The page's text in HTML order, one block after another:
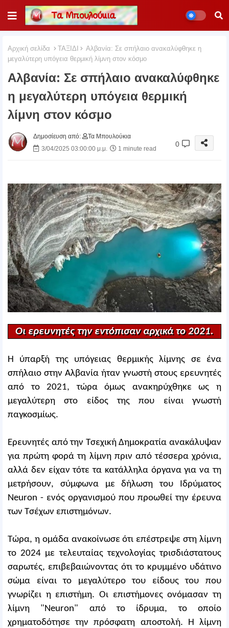
Αρχική σελίδα ΤΑΞΙΔΙ
Αλβανία: Σε σπήλαιο ανακαλύφθηκε η
μεγαλύτερη υπόγεια θερμική λίμνη στον κόσμο
Αλβανία: Σε σπήλαιο ανακαλύφθηκε
η μεγαλύτερη υπόγεια θερμική
λίμνη στον κόσμο
Δημοσίευση από:
Τα Μπουλούκια
3/04/2025 03:00:00 μ.μ.
1 minute read
0
Οι ερευνητές την εντόπισαν αρχικά το 2021.
Η ύπαρξή της υπόγειας θερμικής λίμνης σε ένα
σπήλαιο στην Αλβανία ήταν γνωστή στους ερευνητές
από το 2021, τώρα όμως ανακηρύχθηκε ως η
μεγαλύτερη στο είδος της που είναι γνωστή
παγκοσμίως.
Ερευνητές από την Τσεχική Δημοκρατία ανακάλυψαν
για πρώτη φορά τη λίμνη πριν από τέσσερα χρόνια,
αλλά δεν είχαν τότε τα κατάλληλα όργανα για να τη
μετρήσουν, σύμφωνα με δήλωση του Ιδρύματος
Neuron - ενός οργανισμού που προωθεί την έρευνα
των Τσέχων επιστημόνων.
Τώρα, η ομάδα ανακοίνωσε ότι επέστρεψε στη λίμνη
το 2024 με τελευταίας τεχνολογίας τρισδιάστατους
σαρωτές, επιβεβαιώνοντας ότι το κρυμμένο υδάτινο
σώμα είναι το μεγαλύτερο του είδους του που
γνωρίζει η επιστήμη. Οι επιστήμονες ονόμασαν τη
λίμνη "Neuron" από το ίδρυμα, το οποίο
χρηματοδότησε την πρόσφατη αποστολή. Η λίμνη